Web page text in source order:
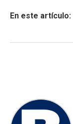
En este artículo: